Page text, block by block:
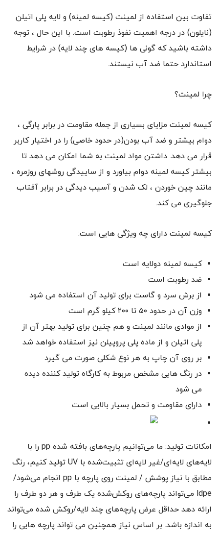
تفاوت بین استفاده از لمینت (کیسه لمینه) و لایه پلی اتیلن
(نایلون) در درجه اهمیت نفوذ رطوبت است. با این حال ، توجه
داشته باشید که گونی ها (کیسه های چند لایه) در شرایط
استاندارد حتما ضد آب نیستند.
چرا لمینت؟
کیسه لمینت مزایای بسیاری از جمله مقاومت در برابر پارگی ،
دوام بیشتر و ضد آب بودن(در حدود خاصی) را در اختیار کاربر
قرار می دهد. داشتن مواد لمینت به شما امکان می دهد تا
بیشتر کیسه لمینه دوام بیاورد و از ساییدگی روشهای روزمره ،
مانند چین خوردن ، لک شدن و آسیب دیدگی در برابر آفتاب
جلوگیری می کند.
کیسه لمینت دارای چه ویژگی هایی است:
کیسه لمینه دولایه است
ضد رطوبت است
از برش سرد و گاست برای تولید آن استفاده می شود
وزن آن در حدود ۵۰ تا ۲۰۰ کیلو گرم است
از موادی مانند لمینت و هم چنین برای تولید بهتر آن از
پلی اتیلن و از ماده پلی پروپیلن نیز استفاده خواهد شد
بر روی آن چاپ به هر نوع شکلی صورت می گیرد
در رنگ هایی مشخص مربوط به کارگاه تولید کننده دیده
می شود
دارای مقاومت و تحمل بسیار بالایی است
امکانات تولید: ما می‌توانیم پارچه‌های بافته شده pp را با
لایه‌های لایه‌ای/غیر لایه‌ای تثبیت‌شده با UV تولید کنیم، رنگ
مطابق با نیاز پوشش / لمینت روی پارچه با pp انجام می‌شود/
ldpe می‌تواند پارچه‌های روکش‌شده یک طرف و هر دو طرف را
ارائه دهد حداقل عرض پارچه‌های چند لایه/روکش شده می‌تواند
به اندازه باشد. بر اساس نیاز همچنین می تواند پارچه هایی را